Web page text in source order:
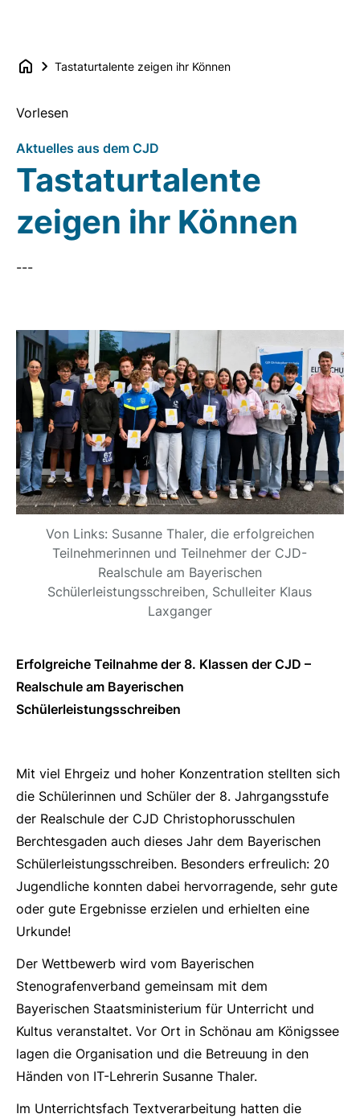
Tastaturtalente zeigen ihr Können
Vorlesen
Aktuelles aus dem CJD
Tastaturtalente
zeigen ihr Können
---
Von Links: Susanne Thaler, die erfolgreichen
Teilnehmerinnen und Teilnehmer der CJD-
Realschule am Bayerischen
Schülerleistungsschreiben, Schulleiter Klaus
Laxganger
Erfolgreiche Teilnahme der 8. Klassen der CJD –
Realschule am Bayerischen
Schülerleistungsschreiben
Mit viel Ehrgeiz und hoher Konzentration stellten sich
die Schülerinnen und Schüler der 8. Jahrgangsstufe
der Realschule der CJD Christophorusschulen
Berchtesgaden auch dieses Jahr dem Bayerischen
Schülerleistungsschreiben. Besonders erfreulich: 20
Jugendliche konnten dabei hervorragende, sehr gute
oder gute Ergebnisse erzielen und erhielten eine
Urkunde!
Der Wettbewerb wird vom Bayerischen
Stenografenverband gemeinsam mit dem
Bayerischen Staatsministerium für Unterricht und
Kultus veranstaltet. Vor Ort in Schönau am Königssee
lagen die Organisation und die Betreuung in den
Händen von IT-Lehrerin Susanne Thaler.
Im Unterrichtsfach Textverarbeitung hatten die